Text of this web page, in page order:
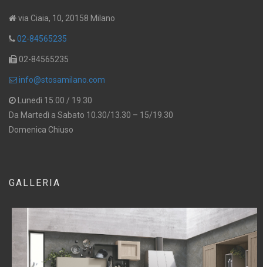
via Ciaia, 10, 20158 Milano
02-84565235
02-84565235
info@stosamilano.com
Lunedì 15.00 / 19.30
Da Martedì a Sabato 10.30/13.30 – 15/19.30
Domenica Chiuso
GALLERIA